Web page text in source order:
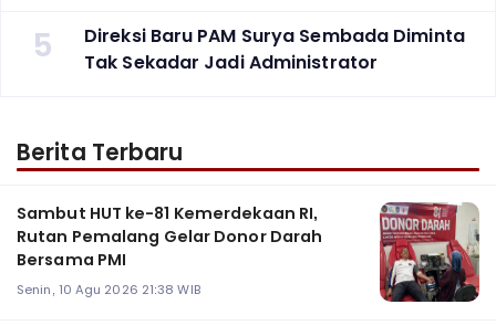
5
Direksi Baru PAM Surya Sembada Diminta
Tak Sekadar Jadi Administrator
Berita Terbaru
Sambut HUT ke-81 Kemerdekaan RI,
Rutan Pemalang Gelar Donor Darah
Bersama PMI
Senin, 10 Agu 2026 21:38 WIB